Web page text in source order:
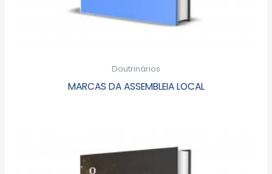
Doutrinários
MARCAS DA ASSEMBLEIA LOCAL